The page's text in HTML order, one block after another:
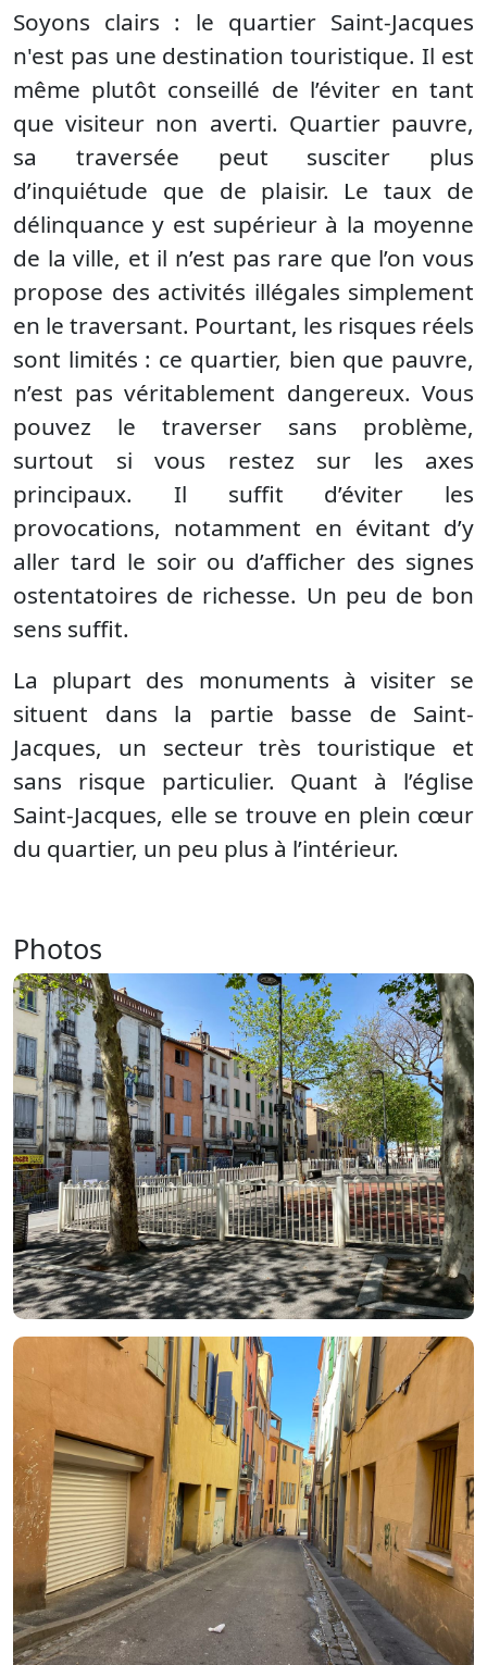
Soyons clairs : le quartier Saint-Jacques
n'est pas une destination touristique. Il est
même plutôt conseillé de l’éviter en tant
que visiteur non averti. Quartier pauvre,
sa traversée peut susciter plus
d’inquiétude que de plaisir. Le taux de
délinquance y est supérieur à la moyenne
de la ville, et il n’est pas rare que l’on vous
propose des activités illégales simplement
en le traversant. Pourtant, les risques réels
sont limités : ce quartier, bien que pauvre,
n’est pas véritablement dangereux. Vous
pouvez le traverser sans problème,
surtout si vous restez sur les axes
principaux. Il suffit d’éviter les
provocations, notamment en évitant d’y
aller tard le soir ou d’afficher des signes
ostentatoires de richesse. Un peu de bon
sens suffit.
La plupart des monuments à visiter se
situent dans la partie basse de Saint-
Jacques, un secteur très touristique et
sans risque particulier. Quant à l’église
Saint-Jacques, elle se trouve en plein cœur
du quartier, un peu plus à l’intérieur.
Photos